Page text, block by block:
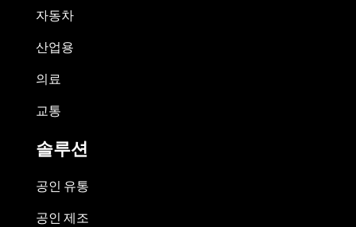
자동차
산업용
의료
교통
솔루션
공인 유통
공인 제조